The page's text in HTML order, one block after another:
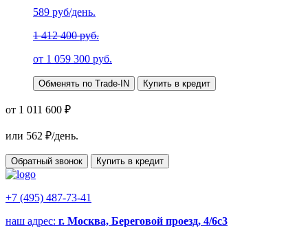
589 руб/день.
1 412 400 руб.
от 1 059 300 руб.
Обменять по Trade-IN Купить в кредит
от 1 011 600 ₽
или 562 ₽/день.
Обратный звонок Купить в кредит
+7 (495) 487-73-41
наш адрес: г. Москва, Береговой проезд, 4/6с3